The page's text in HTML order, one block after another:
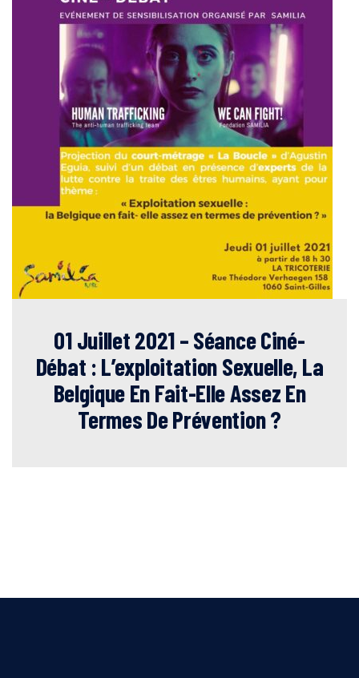
01 Juillet 2021 – Séance Ciné-
Débat : L’exploitation Sexuelle, La
Belgique En Fait-Elle Assez En
Termes De Prévention ?